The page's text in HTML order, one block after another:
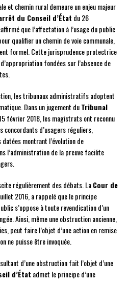
et chemin rural demeure un enjeu majeur
du Conseil d’État du 26
que l’affectation à l’usage du public
qualifier un chemin de voie communale,
formel. Cette jurisprudence protectrice
fondées sur l’absence de
les tribunaux administratifs adoptent
Dans un jugement duTribunal
février 2018, les magistrats ont reconnu
concordants d’usagers réguliers,
montrant l’évolution de
l’administration de la preuve facilite
régulièrement des débats. LaCour de
2016, a rappelé que le principe
s’oppose à toute revendication d’un
Ainsi, même une obstruction ancienne,
peut faire l’objet d’une action en remise
ne puisse être invoquée.
d’une obstruction fait l’objet d’une
d’État admet le principe d’une